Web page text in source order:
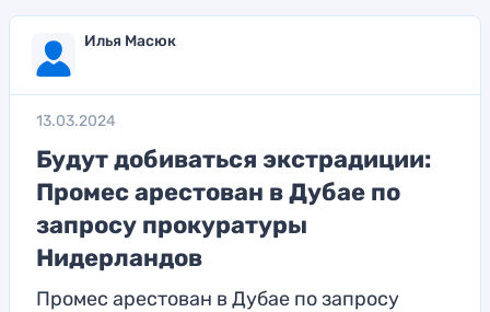
Илья Масюк
13.03.2024
Будут добиваться экстрадиции:
Промес арестован в Дубае по
запросу прокуратуры
Нидерландов
Промес арестован в Дубае по запросу